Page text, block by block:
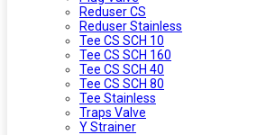
Reduser CS
Reduser Stainless
Tee CS SCH 10
Tee CS SCH 160
Tee CS SCH 40
Tee CS SCH 80
Tee Stainless
Traps Valve
Y Strainer